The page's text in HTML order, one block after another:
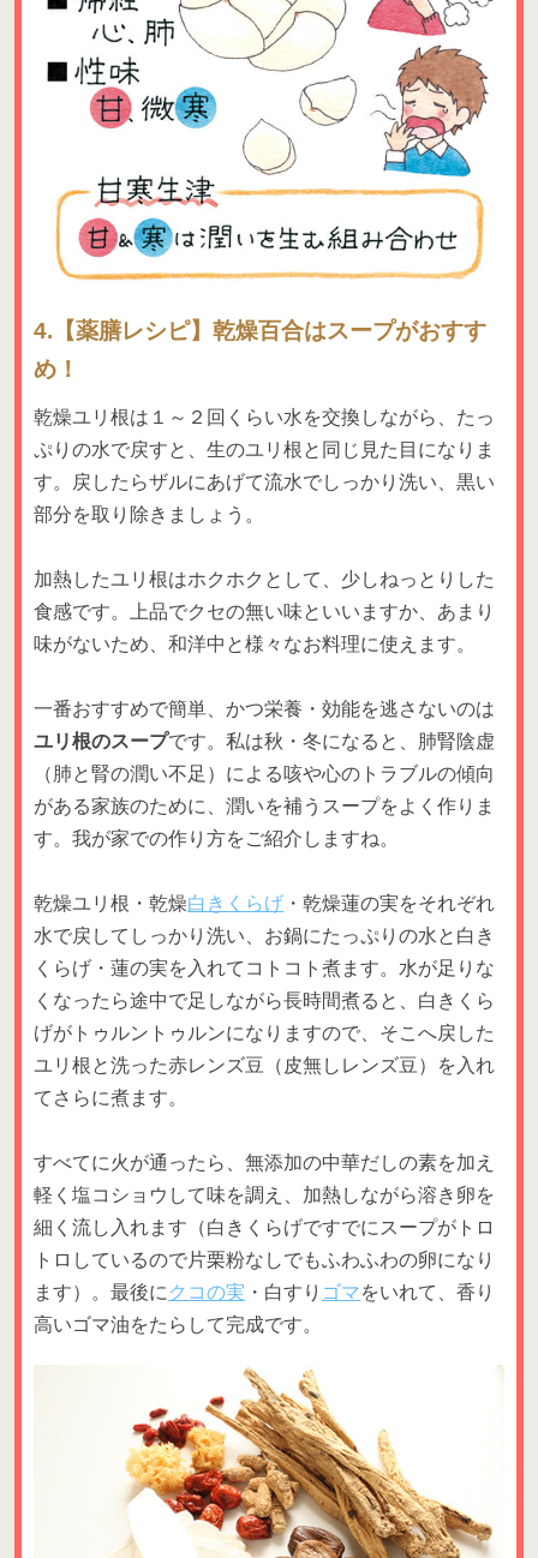
4.【薬膳レシピ】乾燥百合はスープがおすす
め！
乾燥ユリ根は１～２回くらい水を交換しながら、たっ
ぷりの水で戻すと、生のユリ根と同じ見た目になりま
す。戻したらザルにあげて流水でしっかり洗い、黒い
部分を取り除きましょう。
加熱したユリ根はホクホクとして、少しねっとりした
食感です。上品でクセの無い味といいますか、あまり
味がないため、和洋中と様々なお料理に使えます。
一番おすすめで簡単、かつ栄養・効能を逃さないのは
ユリ根のスープです。私は秋・冬になると、肺腎陰虚
（肺と腎の潤い不足）による咳や心のトラブルの傾向
がある家族のために、潤いを補うスープをよく作りま
す。我が家での作り方をご紹介しますね。
乾燥ユリ根・乾燥白きくらげ ・乾燥蓮の実をそれぞれ
水で戻してしっかり洗い、お鍋にたっぷりの水と白き
くらげ・蓮の実を入れてコトコト煮ます。水が足りな
くなったら途中で足しながら長時間煮ると、白きくら
げがトゥルントゥルンになりますので、そこへ戻した
ユリ根と洗った赤レンズ豆（皮無しレンズ豆）を入れ
てさらに煮ます。
すべてに火が通ったら、無添加の中華だしの素を加え
軽く塩コショウして味を調え、加熱しながら溶き卵を
細く流し入れます（白きくらげですでにスープがトロ
トロしているので片栗粉なしでもふわふわの卵になり
ます）。最後に クコの実 ・白すり ゴマをいれて、香り
高いゴマ油をたらして完成です。